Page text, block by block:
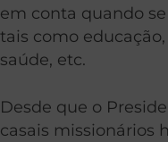
em conta quando
tais como
saúde, etc.
Desde que o
casais missionários